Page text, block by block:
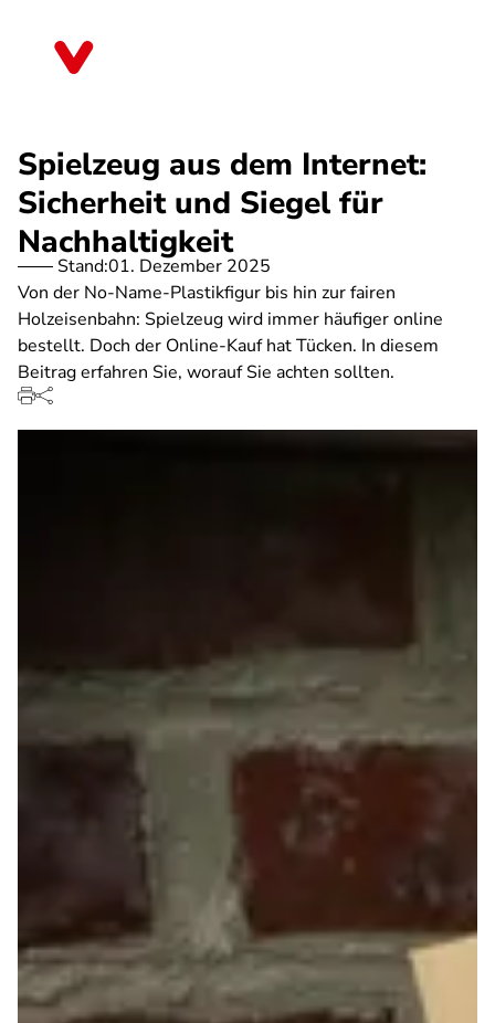
Spielzeug aus dem Internet:
Sicherheit und Siegel für
Nachhaltigkeit
Stand:01. Dezember 2025
Von der No-Name-Plastikfigur bis hin zur fairen
Holzeisenbahn: Spielzeug wird immer häufiger online
bestellt. Doch der Online-Kauf hat Tücken. In diesem
Beitrag erfahren Sie, worauf Sie achten sollten.